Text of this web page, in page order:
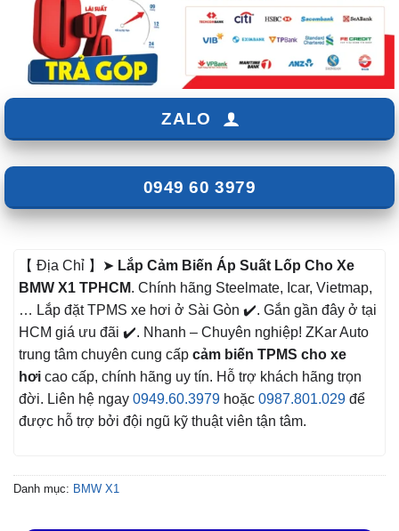
ZALO
0949 60 3979
【 Địa Chỉ 】➤ Lắp Cảm Biến Áp Suất Lốp Cho Xe
BMW X1 TPHCM. Chính hãng Steelmate, Icar, Vietmap,
… Lắp đặt TPMS xe hơi ở Sài Gòn ✔️. Gắn gần đây ở tại
HCM giá ưu đãi ✔️. Nhanh – Chuyên nghiệp! ZKar Auto
trung tâm chuyên cung cấp cảm biến TPMS cho xe
hơi cao cấp, chính hãng uy tín. Hỗ trợ khách hãng trọn
đời. Liên hệ ngay 0949.60.3979 hoặc 0987.801.029 để
được hỗ trợ bởi đội ngũ kỹ thuật viên tận tâm.
Danh mục: BMW X1